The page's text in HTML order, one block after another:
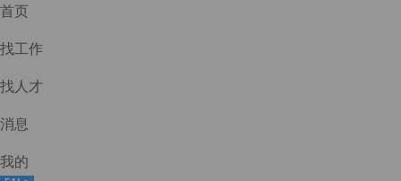
首页
找工作
找人才
消息
我的